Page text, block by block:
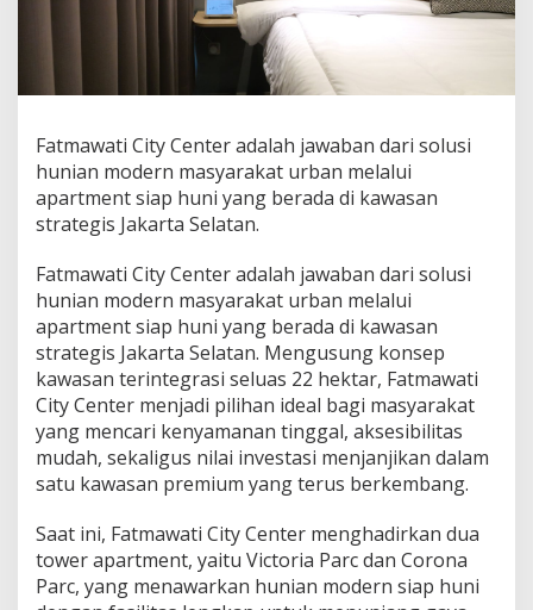
d
i
F
a
t
a
w
a
t
i
t
y
C
e
n
t
e
r
,
K
a
w
a
s
a
Fatmawati City Center adalah jawaban dari solusi
hunian modern masyarakat urban melalui
apartment siap huni yang berada di kawasan
strategis Jakarta Selatan.
Fatmawati City Center adalah jawaban dari solusi
hunian modern masyarakat urban melalui
apartment siap huni yang berada di kawasan
strategis Jakarta Selatan. Mengusung konsep
kawasan terintegrasi seluas 22 hektar, Fatmawati
City Center menjadi pilihan ideal bagi masyarakat
yang mencari kenyamanan tinggal, aksesibilitas
mudah, sekaligus nilai investasi menjanjikan dalam
satu kawasan premium yang terus berkembang.
Saat ini, Fatmawati City Center menghadirkan dua
tower apartment, yaitu Victoria Parc dan Corona
Parc, yang menawarkan hunian modern siap huni